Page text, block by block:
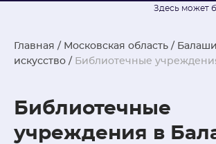
Главная / Московская область /
искусство / Библиотечные
Библиотечные
учреждения в